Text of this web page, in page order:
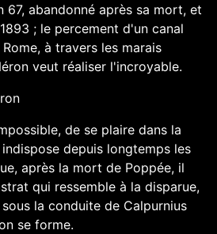
67, abandonné après sa mort, et
; le percement d'un canal
à travers les marais
veut réaliser l'incroyable.
de se plaire dans la
depuis longtemps les
après la mort de Poppée, il
qui ressemble à la disparue,
la conduite de Calpurnius
se forme.